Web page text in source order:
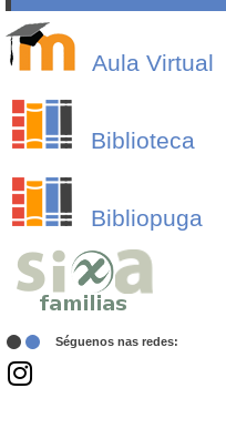
Aula Virtual
Biblioteca
Bibliopuga
Séguenos nas redes: